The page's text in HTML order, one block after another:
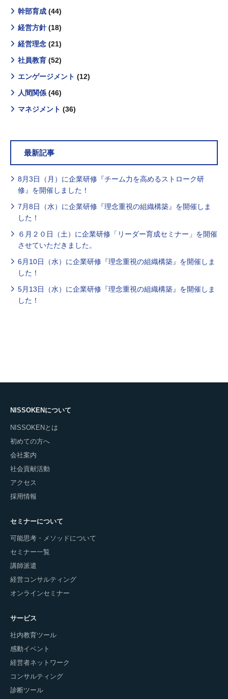
幹部育成 (44)
経営方針(18)
経営理念 (21)
社員教育 (52)
エンゲージメント (12)
人間関係 (46)
マネジメント (36)
最新記事
8月3日（月）に企業研修『チーム力を高めるストローク研
修』を開催しました！
7月8日（水）に企業研修『理念重視の組織構築』を開催しま
した！
６月２０日（土）に企業研修「リーダー育成セミナー」を開催
させていただきました。
6月10日（水）に企業研修『理念重視の組織構築』を開催しま
した！
5月13日（水）に企業研修『理念重視の組織構築』を開催しま
した！
NISSOKENについて
NISSOKENとは
初めての方へ
会社案内
社会貢献活動
アクセス
採用情報
セミナーについて
可能思考・メソッドについて
セミナー一覧
講師派遣
経営コンサルティング
オンラインセミナー
サービス
社内教育ツール
感動イベント
経営者ネットワーク
コンサルティング
診断ツール